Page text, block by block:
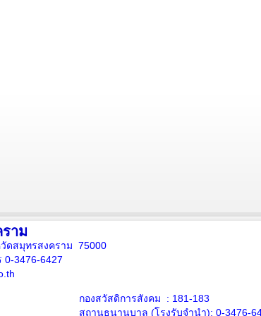
าม
วัดสมุทรสงคราม 75000
0-3476-6427
กองสวัสดิการสังคม : 181-183
สถานธนานุบาล (โรงรับจำนำ): 0-3476-